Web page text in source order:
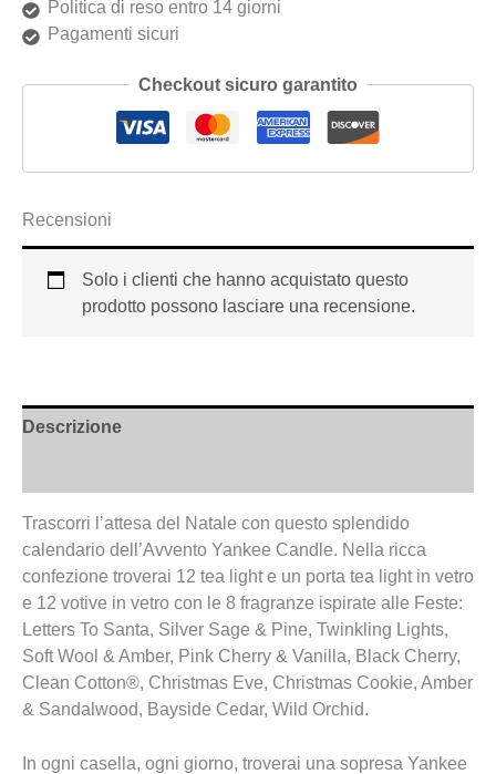
Politica di reso entro 14 giorni
Pagamenti sicuri
Checkout sicuro garantito
Recensioni
Solo i clienti che hanno acquistato questo
prodotto possono lasciare una recensione.
Descrizione
Trascorri l’attesa del Natale con questo splendido
calendario dell’Avvento Yankee Candle. Nella ricca
confezione troverai 12 tea light e un porta tea light in vetro
e 12 votive in vetro con le 8 fragranze ispirate alle Feste:
Letters To Santa, Silver Sage & Pine, Twinkling Lights,
Soft Wool & Amber, Pink Cherry & Vanilla, Black Cherry,
Clean Cotton®, Christmas Eve, Christmas Cookie, Amber
& Sandalwood, Bayside Cedar, Wild Orchid.
In ogni casella, ogni giorno, troverai una sopresa Yankee